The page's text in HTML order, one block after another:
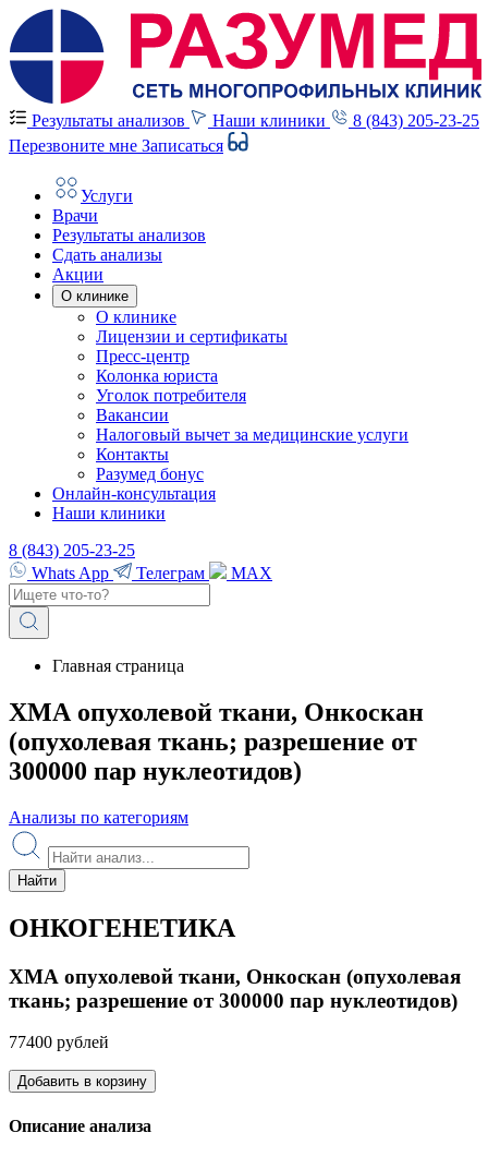
Результаты анализов Наши клиники
8 (843) 205-23-25
Перезвоните мне Записаться
Услуги
Врачи
Результаты анализов
Сдать анализы
Акции
О клинике
О клинике
Лицензии и сертификаты
Пресс-центр
Колонка юриста
Уголок потребителя
Вакансии
Налоговый вычет за медицинские услуги
Контакты
Разумед бонус
Онлайн-консультация
Наши клиники
8 (843) 205-23-25
Whats App
Телеграм MAX
Главная страница
ХМА опухолевой ткани, Онкоскан
(опухолевая ткань; разрешение от
300000 пар нуклеотидов)
Анализы по категориям
Найти
ОНКОГЕНЕТИКА
ХМА опухолевой ткани, Онкоскан (опухолевая
ткань; разрешение от 300000 пар нуклеотидов)
77400 рублей
Добавить в корзину
Описание анализа